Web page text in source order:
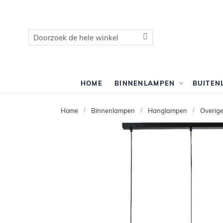
Zoek
HOME BINNENLAMPEN
Home Binnenlampen Hanglampen